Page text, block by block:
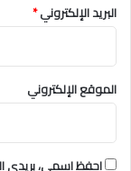
البريد الإلكتروني*
الموقع الإلكتروني
احفظ اسمي، بريدي